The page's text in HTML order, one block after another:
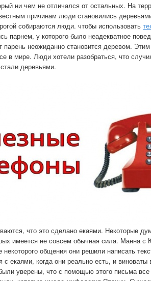
ни чем не отличался от остальных. На
причинам люди становились
собираются люди. чтобы использовать
парнем, у которого было неадекватное
неожиданно становится деревом.
в мире. Люди хотели разобраться, что
деревьями.
что это сделано екаями. Некоторые
имеется не совсем обычная сила. Манна
общения они решили написать
с екаями, когда они реально есть, и
уверены, что с помощью этого письма